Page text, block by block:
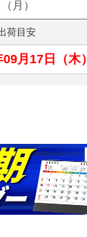
荷目安
月17日（木）